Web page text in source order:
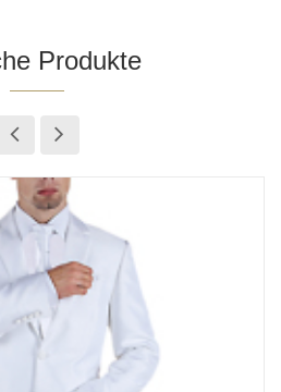
Produkte